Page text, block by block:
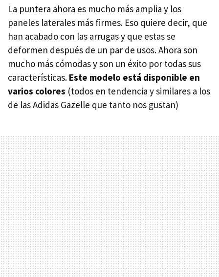
La puntera ahora es mucho más amplia y los
paneles laterales más firmes. Eso quiere decir, que
han acabado con las arrugas y que estas se
deformen después de un par de usos. Ahora son
mucho más cómodas y son un éxito por todas sus
características. Este modelo está disponible en
varios colores (todos en tendencia y similares a los
de las Adidas Gazelle que tanto nos gustan)